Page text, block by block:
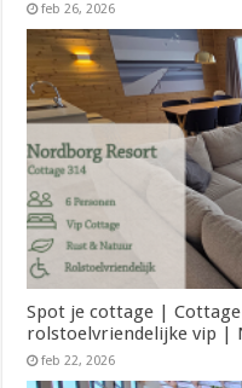
feb 26, 2026
Spot je cottage |
rolstoelvriendelijke vip |
feb 22, 2026